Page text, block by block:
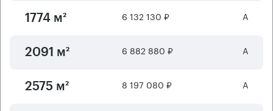
1774 м² 6 132 130 ₽ А
2091 м² 6 882 880 ₽ А
2575 м² 8 197 080 ₽ А